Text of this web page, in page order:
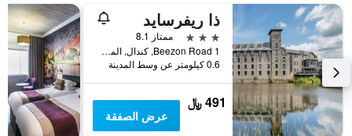
ذا ريفرسايد
3 نجوم
ممتاز 8.1
Beezon Road 1, كندال, المملكة المتحدة
0.6 كيلومتر عن وسط المدينة
491 ﷼
عرض الصفقة